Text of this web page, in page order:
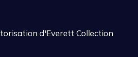
d'Everett Collection